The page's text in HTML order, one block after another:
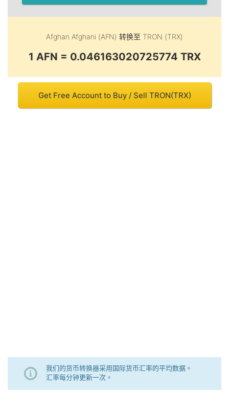
Afghan Afghani (AFN) 转换至 TRON (TRX)
1 AFN = 0.046163020725774 TRX
Get Free Account to Buy / Sell TRON(TRX)
我们的货币转换器采用国际货币汇率的平均数据。
汇率每分钟更新一次。